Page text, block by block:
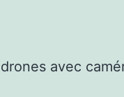
drones avec